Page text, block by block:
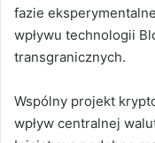
fazie
wpływu technologii
transgranicznych.
Wspólny projekt
wpływ centralnej